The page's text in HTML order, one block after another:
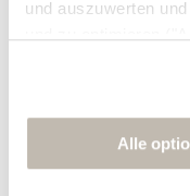
und auszuwerten
zu erstellen, um
Sie erneut mit
Werbekampagnen
Alle